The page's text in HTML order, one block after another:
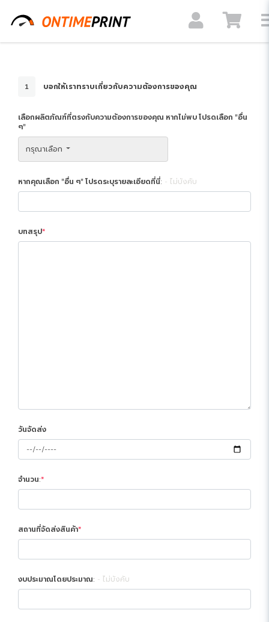
1 บอกให้เราทราบเกี่ยวกับความต้องการของคุณ
เลือกผลิตภัณฑ์ที่ตรงกับความต้องการของคุณ หากไม่พบ โปรดเลือก "อื่น
ๆ"
กรุณาเลือก
หากคุณเลือก "อื่น ๆ" โปรดระบุรายละเอียดที่นี่: ไม่บังคับ
บทสรุป
วันจัดส่ง
จำนวน:
สถานที่จัดส่งสินค้า
งบประมาณโดยประมาณ: ไม่บังคับ